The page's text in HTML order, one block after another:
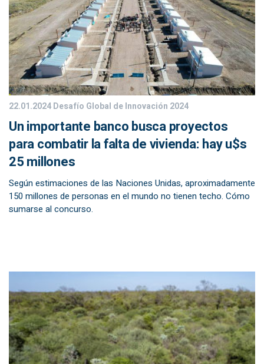
22.01.2024Desafío Global de Innovación 2024
Un importante banco busca proyectos
para combatir la falta de vivienda: hay u$s
25 millones
Según estimaciones de las Naciones Unidas, aproximadamente
150 millones de personas en el mundo no tienen techo. Cómo
sumarse al concurso.